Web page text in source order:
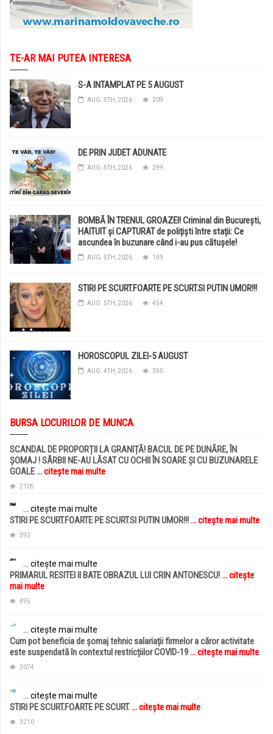
TE-AR MAI PUTEA INTERESA
S-A INTAMPLAT PE 5 AUGUST
AUG. 5TH, 2026 209
DE PRIN JUDET ADUNATE
AUG. 5TH, 2026 299
BOMBĂ ÎN TRENUL GROAZEI! Criminal din București,
HAITUIT și CAPTURAT de polițiști între stații: Ce
ascundea în buzunare când i-au pus cătușele!
AUG. 5TH, 2026 159
STIRI PE SCURT.FOARTE PE SCURT.SI PUTIN UMOR!!!
AUG. 5TH, 2026 454
HOROSCOPUL ZILEI-5 AUGUST
AUG. 4TH, 2026 395
BURSA LOCURILOR DE MUNCA
SCANDAL DE PROPORȚII LA GRANIȚĂ! BACUL DE PE DUNĂRE, ÎN
ȘOMAJ ! SÂRBII NE-AU LĂSAT CU OCHII ÎN SOARE ȘI CU BUZUNARELE
GOALE ... citește mai multe
2105
... citește mai multe
STIRI PE SCURT.FOARTE PE SCURT.SI PUTIN UMOR!!! ... citește mai multe
592
... citește mai multe
PRIMARUL RESITEI II BATE OBRAZUL LUI CRIN ANTONESCU! ... citește
mai multe
495
... citește mai multe
Cum pot beneficia de șomaj tehnic salariații firmelor a căror activitate
este suspendată în contextul restricțiilor COVID-19 ... citește mai multe
3074
... citește mai multe
STIRI PE SCURT.FOARTE PE SCURT. ... citește mai multe
3210